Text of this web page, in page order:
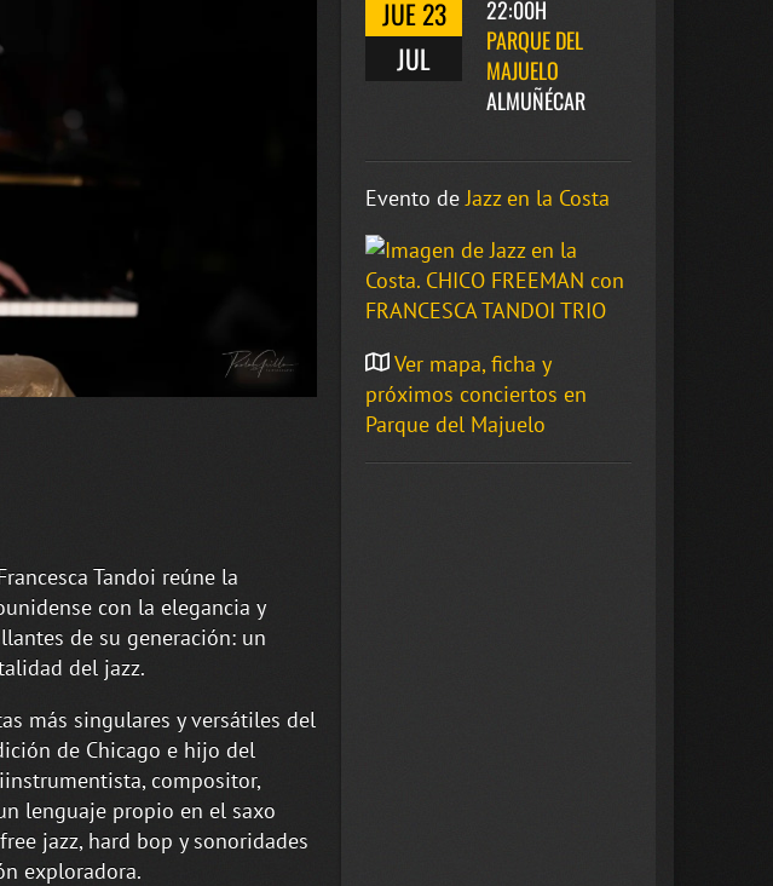
JUE 23
JUL
22:00H
PARQUE DEL
MAJUELO
ALMUÑÉCAR
Evento deJazz en la Costa
Ver mapa, ficha y
próximos conciertos en
Parque del Majuelo
Tandoi reúne la
con la elegancia y
de su generación: un
del jazz.
más singulares y versátiles del
de Chicago e hijo del
compositor,
lenguaje propio en el saxo
jazz, hard bop y sonoridades
exploradora.